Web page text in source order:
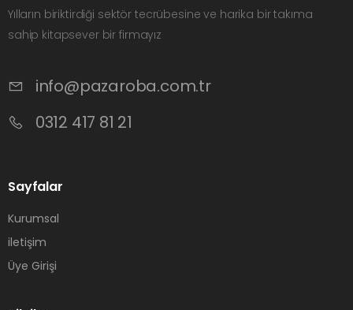
Yılların biriktirdiği sektör tecrübesine ve harika bir takıma
sahip kitapsever bir firmayız
info@pazaroba.com.tr
0312 417 81 21
Sayfalar
Kurumsal
iletişim
Üye Girişi